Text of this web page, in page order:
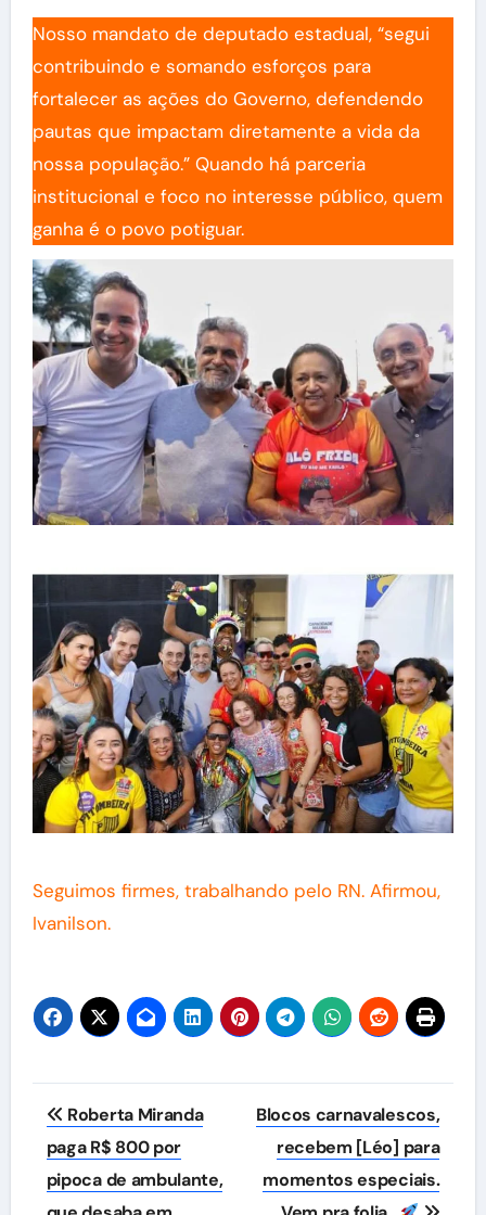
Nosso mandato de deputado estadual, “segui
contribuindo e somando esforços para
fortalecer as ações do Governo, defendendo
pautas que impactam diretamente a vida da
nossa população.” Quando há parceria
institucional e foco no interesse público, quem
ganha é o povo potiguar.
Seguimos firmes, trabalhando pelo RN. Afirmou,
Ivanilson.
Navegação
de
Post
Roberta Miranda
paga R$ 800 por
pipoca de ambulante,
Blocos carnavalescos,
recebem [Léo] para
momentos especiais.